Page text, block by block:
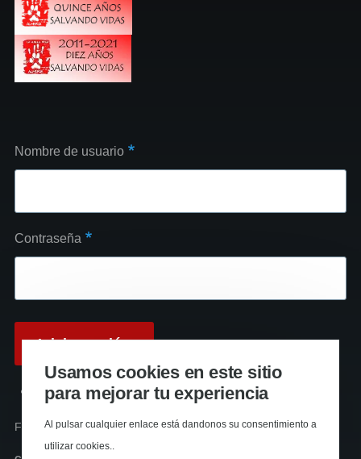
Nombre de usuario
Contraseña
Reinicializar su contraseña
Funciona conDrupal
Usamos cookies en este sitio
para mejorar tu experiencia
Al pulsar cualquier enlace está dandonos su consentimiento a
utilizar cookies..